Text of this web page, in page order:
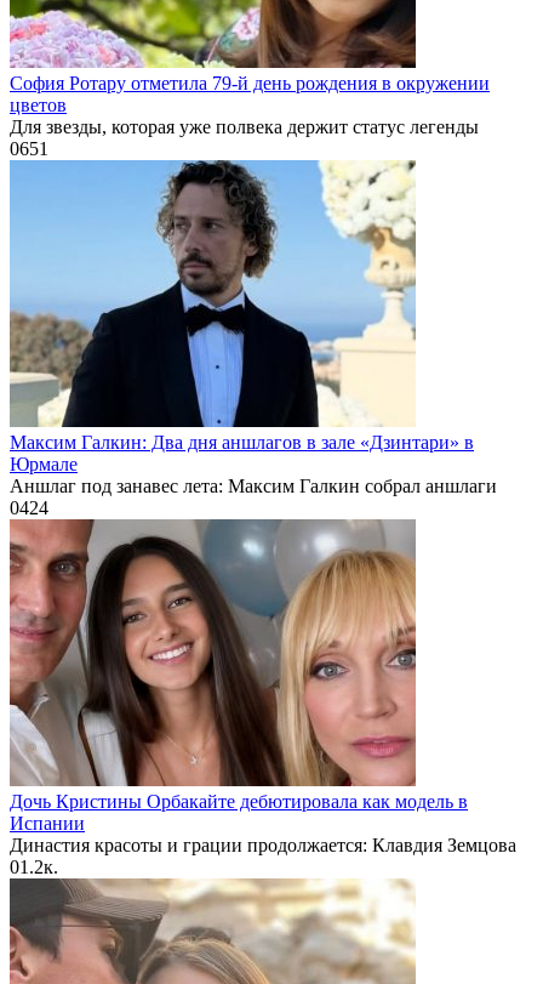
София Ротару отметила 79-й день рождения в окружении
цветов
Для звезды, которая уже полвека держит статус легенды
0651
Максим Галкин: Два дня аншлагов в зале «Дзинтари» в
Юрмале
Аншлаг под занавес лета: Максим Галкин собрал аншлаги
0424
Дочь Кристины Орбакайте дебютировала как модель в
Испании
Династия красоты и грации продолжается: Клавдия Земцова
01.2к.